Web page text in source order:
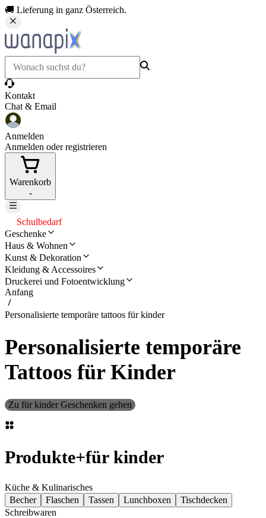
🚚 Lieferung in ganz Österreich.
Kontakt
Chat & Email
Anmelden
Anmelden oder registrieren
Warenkorb
-
Schulbedarf
Geschenke
Haus & Wohnen
Kunst & Dekoration
Kleidung & Accessoires
Druckerei und Fotoentwicklung
Anfang
Personalisierte temporäre tattoos für kinder
Personalisierte temporäre
Tattoos für Kinder
Zu für kinder Geschenken gehen
Produkte+für kinder
Küche & Kulinarisches
Becher
Flaschen Tassen Lunchboxen
Tischdecken
Schreibwaren